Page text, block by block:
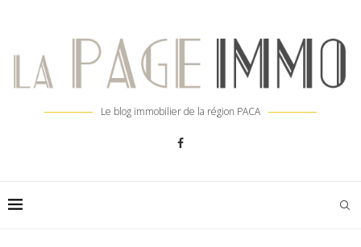
Le blog immobilier de la région PACA